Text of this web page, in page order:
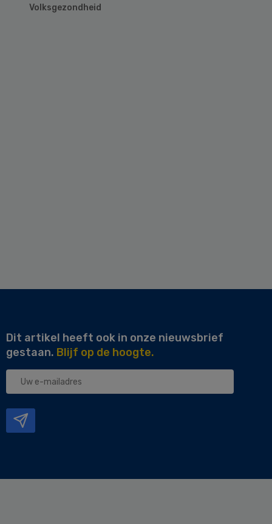
Volksgezondheid
Dit artikel heeft ook in onze nieuwsbrief
gestaan. Blijf op de hoogte.
Uw